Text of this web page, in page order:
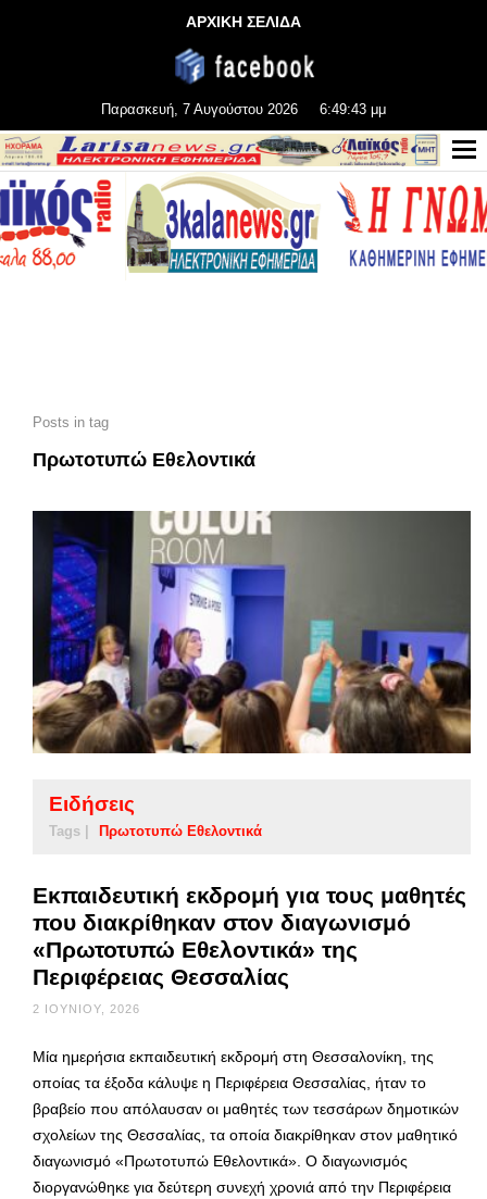
ΑΡΧΙΚΗ ΣΕΛΙΔΑ
Παρασκευή, 7 Αυγούστου 2026 6:49:43 μμ
Posts in tag
Πρωτοτυπώ Εθελοντικά
Ειδήσεις
Tags | Πρωτοτυπώ Εθελοντικά
Εκπαιδευτική εκδρομή για τους μαθητές
που διακρίθηκαν στον διαγωνισμό
«Πρωτοτυπώ Εθελοντικά» της
Περιφέρειας Θεσσαλίας
2 ΙΟΥΝΊΟΥ, 2026
Μία ημερήσια εκπαιδευτική εκδρομή στη Θεσσαλονίκη, της
οποίας τα έξοδα κάλυψε η Περιφέρεια Θεσσαλίας, ήταν το
βραβείο που απόλαυσαν οι μαθητές των τεσσάρων δημοτικών
σχολείων της Θεσσαλίας, τα οποία διακρίθηκαν στον μαθητικό
διαγωνισμό «Πρωτοτυπώ Εθελοντικά». Ο διαγωνισμός
διοργανώθηκε για δεύτερη συνεχή χρονιά από την Περιφέρεια